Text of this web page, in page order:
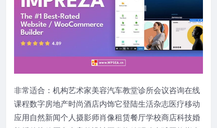
非常适合：机构艺术家美容汽车教堂诊所会议咨询在线
课程数字房地产时尚酒店内饰它登陆生活杂志医疗移动
应用自然新闻个人摄影师肖像租赁餐厅学校商店科技婚